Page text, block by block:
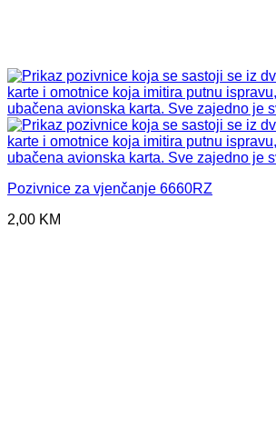
Pozivnice za vjenčanje 6660RZ
2,00 KM